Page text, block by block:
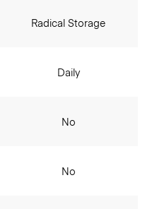
Radical Storage
Daily
No
No